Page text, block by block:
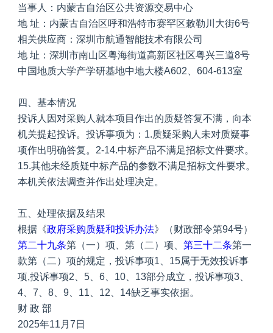
当事人：内蒙古自治区公共资源交易中心
地 址：内蒙古自治区呼和浩特市赛罕区敕勒川大街6号
相关供应商：深圳市航通智能技术有限公司
地 址：深圳市南山区粤海街道高新区社区粤兴三道8号
中国地质大学产学研基地中地大楼A602、604-613室
四、基本情况
投诉人因对采购人就本项目作出的质疑答复不满，向本
机关提起投诉。投诉事项为：1.质疑采购人未对质疑事
项作出明确答复。2-14.中标产品不满足招标文件要求。
15.其他未经质疑中标产品的参数不满足招标文件要求。
本机关依法调查并作出处理决定。
五、处理依据及结果
根据《政府采购质疑和投诉办法》（财政部令第94号）
第二十九条第（一）项、第（二）项、 第三十二条第一
款第（二）项的规定，投诉事项1、15属于无效投诉事
项,投诉事项2、5、6、10、13部分成立，投诉事项3、
4、7、8、9、11、12、14缺乏事实依据。
财 政 部
2025年11月7日